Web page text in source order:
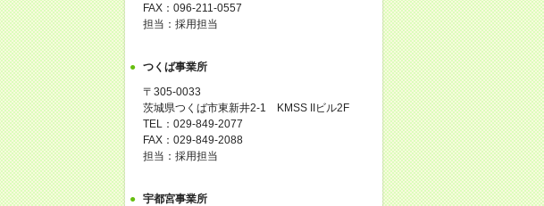
FAX：096-211-0557
担当：採用担当
つくば事業所
〒305-0033
茨城県つくば市東新井2-1 KMSS IIビル2F
TEL：029-849-2077
FAX：029-849-2088
担当：採用担当
宇都宮事業所